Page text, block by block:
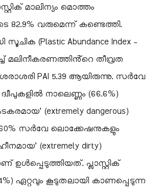
മാലിന്യം മൊത്തം
82.9% വരുമെന്ന് കണ്ടെത്തി.
സൂചിക (Plastic Abundance Index –
മലിനീകരണത്തിൻ്റെ തീവ്രത
PAI 5.39 ആയിരുന്നു. സർവേ
നാലെണ്ണം (66.6%)
(extremely dangerous)
60% സർവേ ലൊക്കേഷനുകളും
(extremely dirty)
ഉൾപ്പെടുത്തിയത്. പ്ലാസ്റ്റിക്
ഏറ്റവും കൂടുതലായി കാണപ്പെടുന്ന